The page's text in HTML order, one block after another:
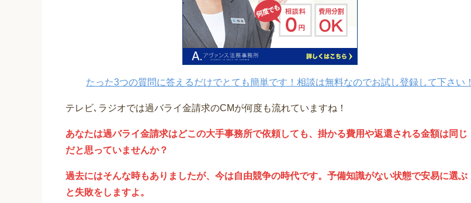
たった3つの質問に答えるだけでとても簡単です！相談は無料なのでお試し登録して下さい！
テレビ､ラジオでは過バライ金請求のCMが何度も流れていますね！
あなたは過バライ金請求はどこの大手事務所で依頼しても、掛かる費用や返還される金額は同じ
だと思っていませんか？
過去にはそんな時もありましたが、今は自由競争の時代です。予備知識がない状態で安易に選ぶ
と失敗をしますよ。